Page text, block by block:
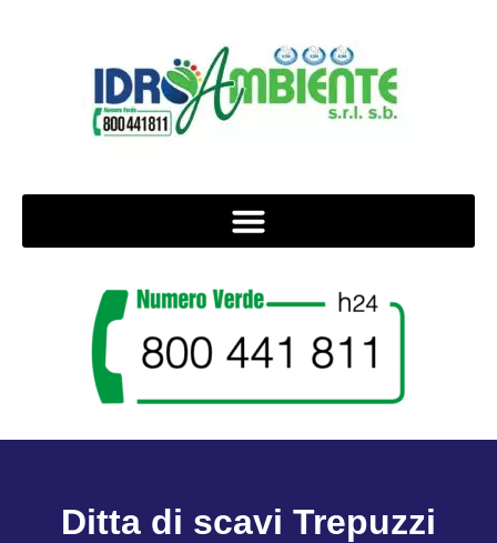
Ditta di scavi Trepuzzi